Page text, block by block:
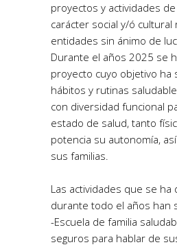
proyectos y actividades
carácter social y/ó cultural
entidades sin ánimo de
Durante el años 2025 se
proyecto cuyo objetivo ha
hábitos y rutinas
con diversidad funcional
estado de salud, tanto
potencia su autonomía,
sus familias.
Las actividades que se ha
durante todo el años han
-Escuela de familia
seguros para hablar de